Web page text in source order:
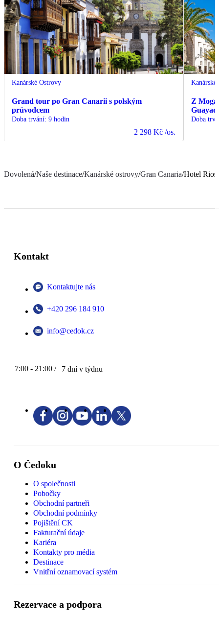
Kanárské Ostrovy
Grand tour po Gran Canarii s polským
průvodcem
Doba trvání: 9 hodin
2 298 Kč /os.
Z
Doba
Dovolená/Naše destinace/Kanárské ostrovy/Gran Canaria/Hotel
Kontakt
Kontaktujte nás
+420 296 184 910
info@cedok.cz
7:00 - 21:00 / 7 dní v týdnu
O Čedoku
O společnosti
Pobočky
Obchodní partneři
Obchodní podmínky
Pojištění CK
Fakturační údaje
Kariéra
Kontakty pro média
Destinace
Vnitřní oznamovací systém
Rezervace a podpora